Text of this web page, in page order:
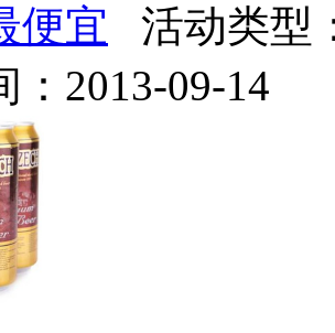
便宜 活动类型
：2013-09-14